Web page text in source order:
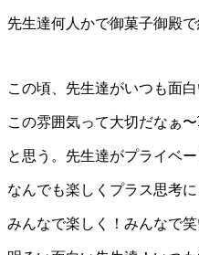
先生達何人かで御菓子御殿
この頃、先生達がいつも面
この雰囲気って大切だなぁ
と思う。先生達がプライベ
なんでも楽しくプラス思考に
みんなで楽しく！みんなで笑